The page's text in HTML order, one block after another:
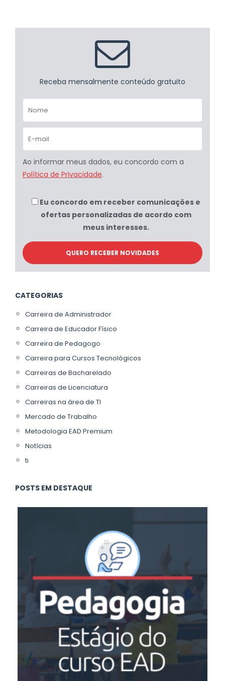
Receba mensalmente conteúdo gratuito
Ao informar meus dados, eu concordo com a
Política de Privacidade.
Eu concordo em receber comunicações e
ofertas personalizadas de acordo com
meus interesses.
CATEGORIAS
Carreira de Administrador
Carreira de Educador Físico
Carreira de Pedagogo
Carreira para Cursos Tecnológicos
Carreiras de Bacharelado
Carreiras de Licenciatura
Carreiras na área de TI
Mercado de Trabalho
Metodologia EAD Premium
Notícias
ti
POSTS EM DESTAQUE